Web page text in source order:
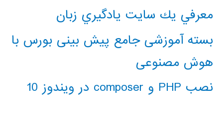
معرفي يك سايت يادگيري زبان
بسته آموزشی جامع پیش بینی بورس با
هوش مصنوعی
نصب PHP و composer در ویندوز 10